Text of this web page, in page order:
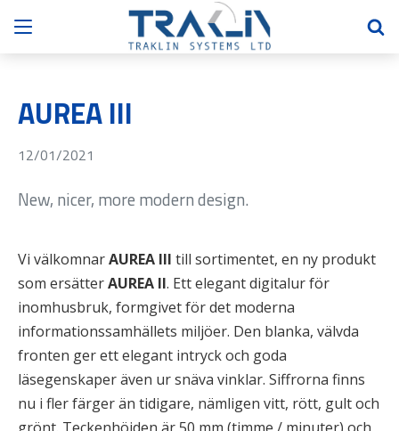
AUREA III
12/01/2021
New, nicer, more modern design.
Vi välkomnarAUREA III till sortimentet, en ny produkt
som ersätterAUREA II. Ett elegant digitalur för
inomhusbruk, formgivet för det moderna
informationssamhällets miljöer. Den blanka, välvda
fronten ger ett elegant intryck och goda
läsegenskaper även ur snäva vinklar. Siffrorna finns
nu i fler färger än tidigare, nämligen vitt, rött, gult och